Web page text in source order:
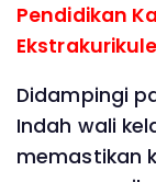
Pendidikan
Didampingi
Indah wali
memastikan